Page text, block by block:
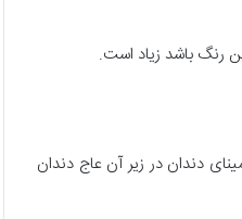
رنگ باشد زیاد است.
دندان در زیر آن عاج دندان